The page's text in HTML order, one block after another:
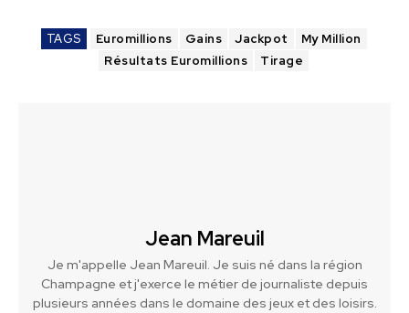
TAGS Euromillions Gains Jackpot
My Million
Résultats Euromillions
Tirage
Jean Mareuil
Je m'appelle Jean Mareuil. Je suis né dans la région
Champagne et j'exerce le métier de journaliste depuis
plusieurs années dans le domaine des jeux et des loisirs.